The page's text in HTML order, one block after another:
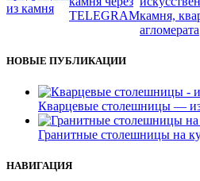
НОВЫЕ ПУБЛИКАЦИИ
Кварцевые столешницы —
Гранитные столешницы на
НАВИГАЦИЯ